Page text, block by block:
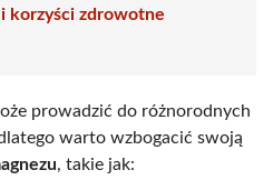
i korzyści zdrowotne
prowadzić do różnorodnych
warto wzbogacić swoją
, takie jak: